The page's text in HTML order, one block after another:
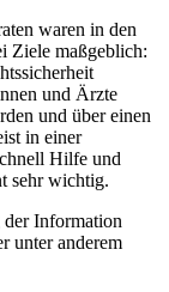
waren in den
Ziele maßgeblich:
und Ärzte
und über einen
in einer
Hilfe und
sehr wichtig.
der Information
unter anderem